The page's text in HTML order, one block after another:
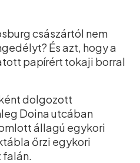
császártól nem
És azt, hogy a
papírért tokaji borral
dolgozott
Doina utcában
állagú egykori
őrzi egykori
falán.